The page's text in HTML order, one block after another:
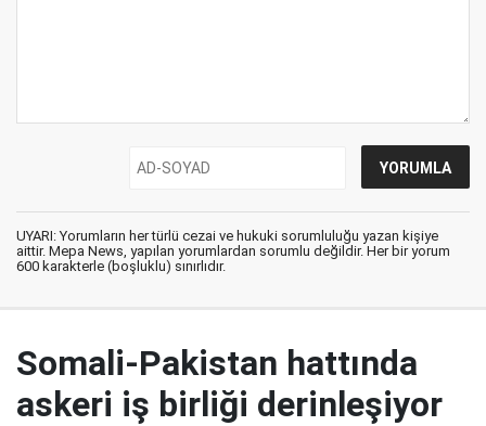
UYARI: Yorumların her türlü cezai ve hukuki sorumluluğu yazan kişiye
aittir. Mepa News, yapılan yorumlardan sorumlu değildir. Her bir yorum
600 karakterle (boşluklu) sınırlıdır.
Somali-Pakistan hattında
askeri iş birliği derinleşiyor